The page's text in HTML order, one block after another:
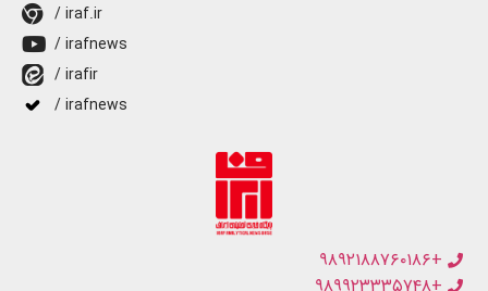
/ iraf.ir
/ irafnews
/ irafir
/ irafnews
+۹۸۹۲۱۸۸۷۶۰۱۸۶